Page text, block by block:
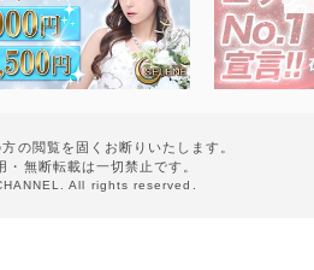
の閲覧を固くお断りいたします。
・無断転載は一切禁止です。
All rights reserved.